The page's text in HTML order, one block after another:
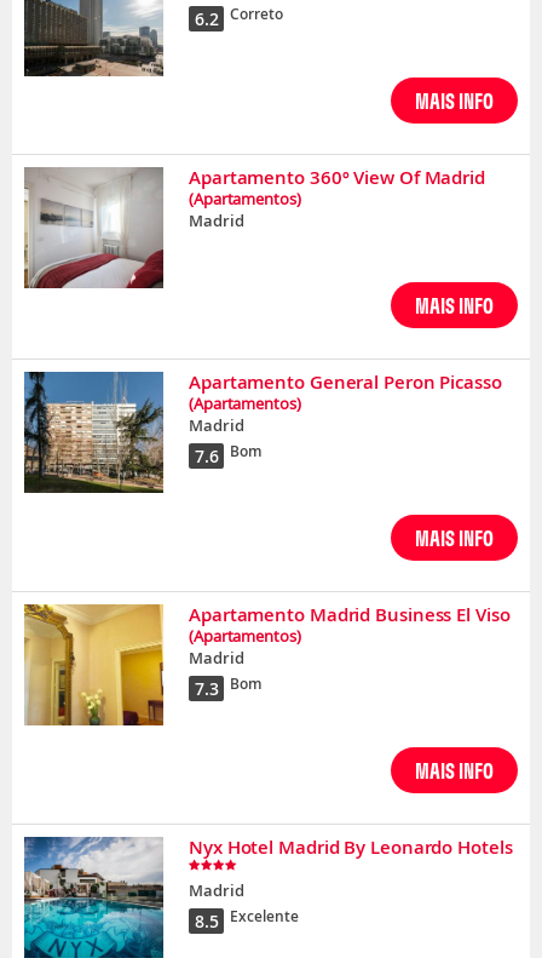
6.2 Correto
MAIS INFO
Apartamento 360º View Of Madrid
(Apartamentos)
Madrid
MAIS INFO
Apartamento General Peron Picasso
(Apartamentos)
Madrid
7.6 Bom
MAIS INFO
Apartamento Madrid Business El Viso
(Apartamentos)
Madrid
7.3 Bom
MAIS INFO
Nyx Hotel Madrid By Leonardo Hotels
Madrid
8.5 Excelente